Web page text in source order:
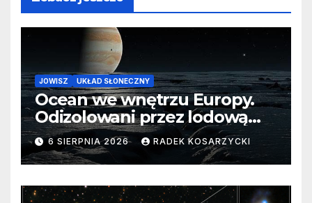
JOWISZ UKŁAD SŁONECZNY
Ocean we wnętrzu Europy.
Odizolowani przez lodową
barierę
6 SIERPNIA 2026 RADEK KOSARZYCKI